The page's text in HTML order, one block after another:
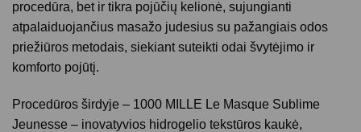
procedūra, bet ir tikra pojūčių kelionė, sujungianti
atpalaiduojančius masažo judesius su pažangiais odos
priežiūros metodais, siekiant suteikti odai švytėjimo ir
komforto pojūtį.
Procedūros širdyje – 1000 MILLE Le Masque Sublime
Jeunesse – inovatyvios hidrogelio tekstūros kaukė,